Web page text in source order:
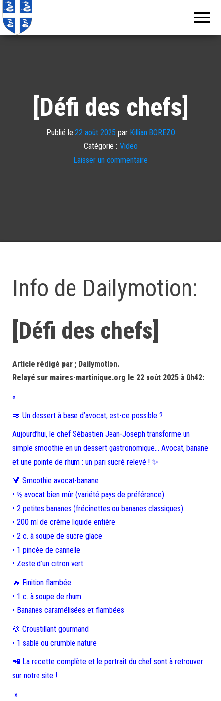
[Défi des chefs]
Publié le 22 août 2025 par Killian BOREZO
Catégorie : Video
Laisser un commentaire
Info de Dailymotion:
[Défi des chefs]
Article rédigé par ; Dailymotion.
Relayé sur maires-martinique.org le 22 août 2025 à 0h42:
«
🥑 Un dessert à base d’avocat, est-ce possible ?
Aujourd’hui, le chef Sébastien Jean-Joseph transforme un
simple smoothie en un dessert gastronomique… Avocat, banane
et une pointe de rhum : un pari sucré relevé ! ✨
🍹 Smoothie avocat-banane
•⁠ ⁠½ avocat bien mûr (variété pays de préférence)
•⁠ ⁠2 petites bananes (frécinettes ou bananes classiques)
•⁠ ⁠200 ml de crème liquide entière
•⁠ ⁠2 c. à soupe de sucre glace
•⁠ ⁠1 pincée de cannelle
•⁠ ⁠Zeste d’un citron vert
🔥 Finition flambée
•⁠ ⁠1 c. à soupe de rhum
•⁠ ⁠Bananes caramélisées et flambées
🍪 Croustillant gourmand
•⁠ ⁠1 sablé ou crumble nature
📲 La recette complète et le portrait du chef sont à retrouver
sur notre site !
»